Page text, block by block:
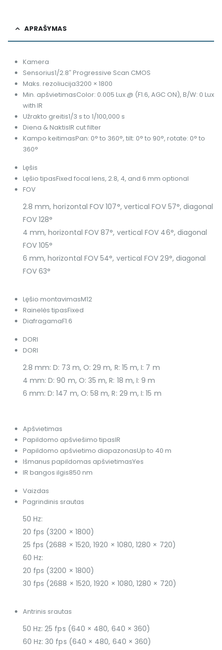
APRAŠYMAS
Kamera
Sensorius1/2.8″ Progressive Scan CMOS
Maks. rezoliucija3200 × 1800
Min. apšvietimasColor: 0.005 Lux @ (F1.6, AGC ON), B/W: 0 Lux
with IR
Užrakto greitis1/3 s to 1/100,000 s
Diena & NaktisIR cut filter
Kampo keitimasPan: 0° to 360°, tilt: 0° to 90°, rotate: 0° to
360°
Lęšis
Lęšio tipasFixed focal lens, 2.8, 4, and 6 mm optional
FOV
2.8 mm, horizontal FOV 107°, vertical FOV 57°, diagonal
FOV 128°
4 mm, horizontal FOV 87°, vertical FOV 46°, diagonal
FOV 105°
6 mm, horizontal FOV 54°, vertical FOV 29°, diagonal
FOV 63°
Lęšio montavimasM12
Rainelės tipasFixed
DiafragamaF1.6
DORI
DORI
2.8 mm: D: 73 m, O: 29 m, R: 15 m, I: 7 m
4 mm: D: 90 m, O: 35 m, R: 18 m, I: 9 m
6 mm: D: 147 m, O: 58 m, R: 29 m, I: 15 m
Apšvietimas
Papildomo apšviešimo tipasIR
Papildomo apšvietimo diapazonasUp to 40 m
Išmanus papildomas apšvietimasYes
IR bangos ilgis850 nm
Vaizdas
Pagrindinis srautas
50 Hz:
20 fps (3200 × 1800)
25 fps (2688 × 1520, 1920 × 1080, 1280 × 720)
60 Hz:
20 fps (3200 × 1800)
30 fps (2688 × 1520, 1920 × 1080, 1280 × 720)
Antrinis srautas
50 Hz: 25 fps (640 × 480, 640 × 360)
60 Hz: 30 fps (640 × 480, 640 × 360)